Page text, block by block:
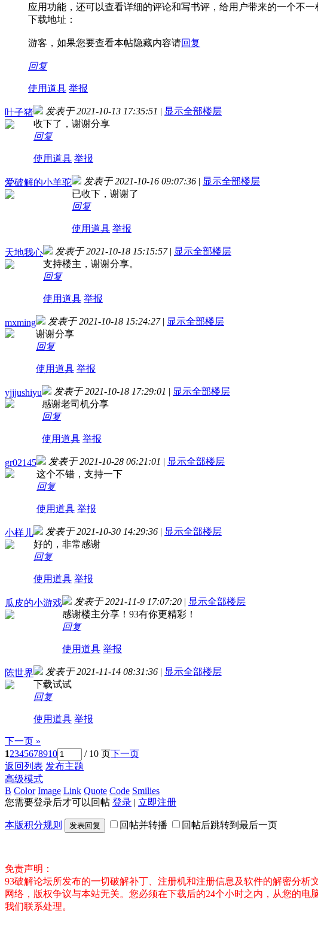
应用功能，还可以查看详细的评论和写书评，给用户带来的一个不一
下载地址：
游客，如果您要查看本帖隐藏内容请回复
回复
使用道具 举报
叶子猪 发表于 2021-10-13 17:35:51 | 显示全部楼层
收下了，谢谢分享
回复
使用道具 举报
爱破解的小羊驼 发表于 2021-10-16 09:07:36 | 显示全部楼层
已收下，谢谢了
回复
使用道具 举报
天地我心 发表于 2021-10-18 15:15:57 | 显示全部楼层
支持楼主，谢谢分享。
回复
使用道具 举报
mxming 发表于 2021-10-18 15:24:27 | 显示全部楼层
谢谢分享
回复
使用道具 举报
yjjjushiyu 发表于 2021-10-18 17:29:01 | 显示全部楼层
感谢老司机分享
回复
使用道具 举报
gr02145 发表于 2021-10-28 06:21:01 | 显示全部楼层
这个不错，支持一下
回复
使用道具 举报
小样儿 发表于 2021-10-30 14:29:36 | 显示全部楼层
好的，非常感谢
回复
使用道具 举报
瓜皮的小游戏 发表于 2021-11-9 17:07:20 | 显示全部楼层
感谢楼主分享！93有你更精彩！
回复
使用道具 举报
陈世界 发表于 2021-11-14 08:31:36 | 显示全部楼层
下载试试
回复
使用道具 举报
下一页 »
12345678910 / 10 页下一页
返回列表 发布主题
高级模式
B Color Image Link Quote Code Smilies
您需要登录后才可以回帖 登录 | 立即注册
本版积分规则 发表回复 回帖并转播 回帖后跳转到最后一页
免责声明：
93破解论坛所发布的一切破解补丁、注册机和注册信息及软件的解密分
网络，版权争议与本站无关。您必须在下载后的24个小时之内，从您的
我们联系处理。